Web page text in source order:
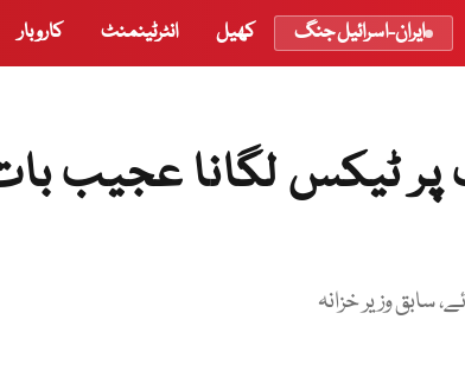
ایران-اسرائیل جنگ کھیل انٹرٹینمنٹ کاروبار
پر ٹیکس لگانا عجیب
سابق وزیر خزانہ